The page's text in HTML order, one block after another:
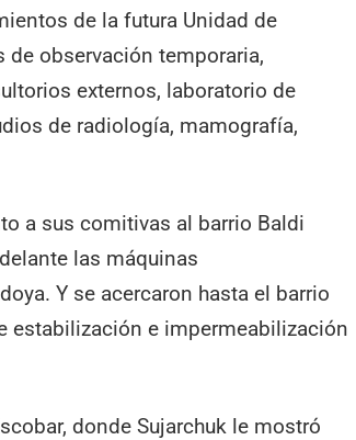
de la futura Unidad de
de observación temporaria,
externos, laboratorio de
de radiología, mamografía,
a sus comitivas al barrio Baldi
las máquinas
Y se acercaron hasta el barrio
estabilización e impermeabilización
donde Sujarchuk le mostró